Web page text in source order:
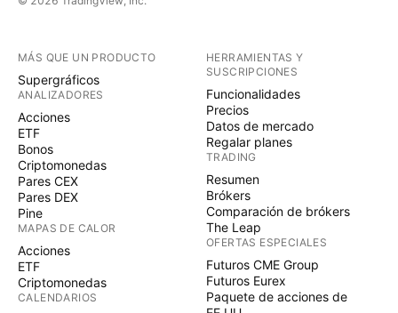
MÁS QUE UN PRODUCTO
Supergráficos
ANALIZADORES
Acciones
ETF
Bonos
Criptomonedas
Pares CEX
Pares DEX
Pine
MAPAS DE CALOR
Acciones
ETF
Criptomonedas
CALENDARIOS
HERRAMIENTAS Y
SUSCRIPCIONES
Funcionalidades
Precios
Datos de mercado
Regalar planes
TRADING
Resumen
Brókers
Comparación de brókers
The Leap
OFERTAS ESPECIALES
Futuros CME Group
Futuros Eurex
Paquete de acciones de